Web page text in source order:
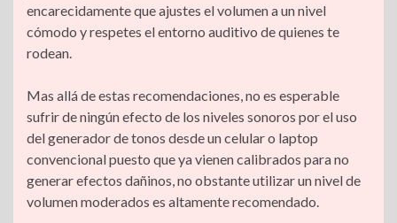
encarecidamente que ajustes el volumen a un nivel
cómodo y respetes el entorno auditivo de quienes te
rodean.
Mas allá de estas recomendaciones, no es esperable
sufrir de ningún efecto de los niveles sonoros por el uso
del generador de tonos desde un celular o laptop
convencional puesto que ya vienen calibrados para no
generar efectos dañinos, no obstante utilizar un nivel de
volumen moderados es altamente recomendado.